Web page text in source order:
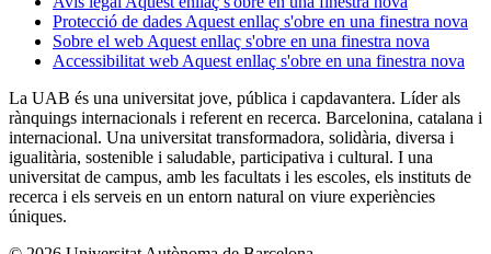
Protecció de dades Aquest enllaç s'obre en una finestra nova
Sobre el web Aquest enllaç s'obre en una finestra nova
Accessibilitat web Aquest enllaç s'obre en una finestra nova
La UAB és una universitat jove, pública i capdavantera. Líder als
rànquings internacionals i referent en recerca. Barcelonina, catalana i
internacional. Una universitat transformadora, solidària, diversa i
igualitària, sostenible i saludable, participativa i cultural. I una
universitat de campus, amb les facultats i les escoles, els instituts de
recerca i els serveis en un entorn natural on viure experiències
úniques.